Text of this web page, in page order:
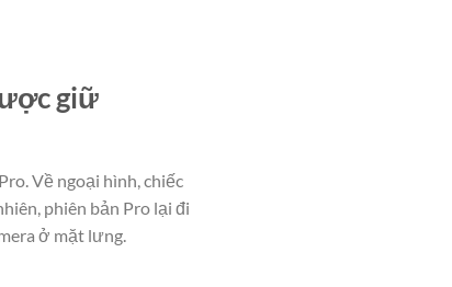
giữ
Về ngoại hình, chiếc
phiên bản Pro lại đi
ở mặt lưng.